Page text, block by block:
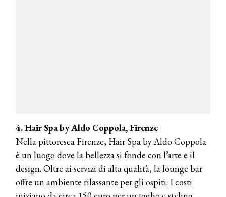
4. Hair Spa by Aldo Coppola, Firenze
Nella pittoresca Firenze, Hair Spa by Aldo Coppola
è un luogo dove la bellezza si fonde con l’arte e il
design. Oltre ai servizi di alta qualità, la lounge bar
offre un ambiente rilassante per gli ospiti. I costi